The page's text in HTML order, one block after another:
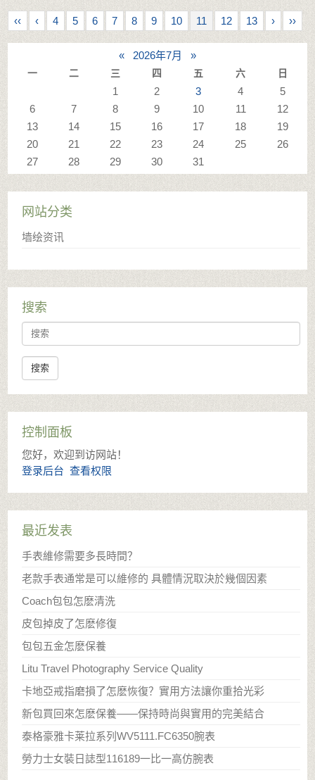
‹‹ ‹ 4 5 6 7 8 9 10 11 12 13 › ››
« 2026年7月 »
一 二 三 四 五 六 日
1 2 3 4
5
6
7 8 9 10 11
12
13
14 15 16 17 18
19
20
21 22 23 24 25
26
27
28 29 30 31
网站分类
墙绘资讯
搜索
search
控制面板
您好，欢迎到访网站！
登录后台 查看权限
最近发表
手表維修需要多長時間？
老款手表通常是可以維修的 具體情況取決於幾個因素
​Coach包包怎麽清洗
​皮包掉皮了怎麽修復
包包五金怎麽保養
Litu Travel Photography Service Quality
卡地亞戒指磨損了怎麽恢復？實用方法讓你重拾光彩
新包買回來怎麽保養——保持時尚與實用的完美結合
泰格豪雅卡莱拉系列WV5111.FC6350腕表
勞力士女裝日誌型116189一比一高仿腕表